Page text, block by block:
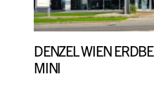
DENZEL WIEN
MINI